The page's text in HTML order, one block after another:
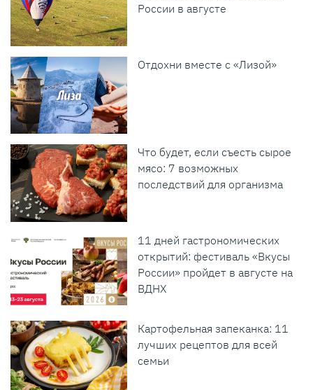
России в августе
Отдохни вместе с «Лизой»
Что будет, если съесть сырое
мясо: 7 возможных
последствий для организма
11 дней гастрономических
открытий: фестиваль «Вкусы
России» пройдет в августе на
ВДНХ
Картофельная запеканка: 11
лучших рецептов для всей
семьи